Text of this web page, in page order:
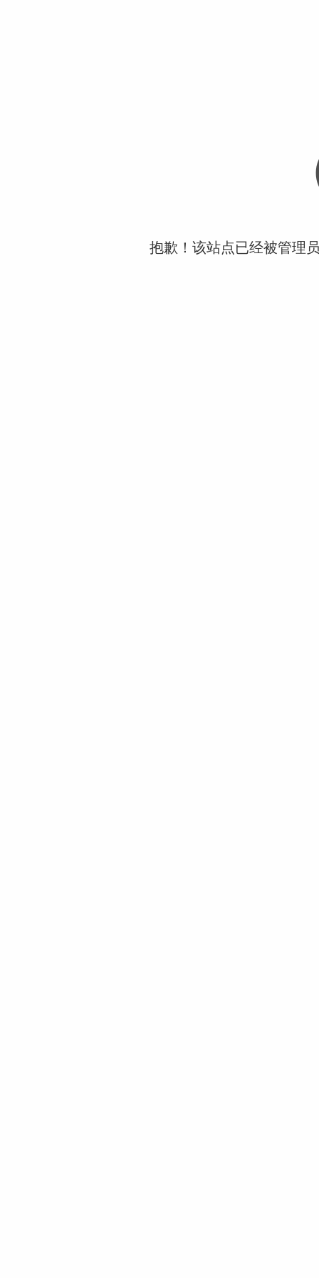
抱歉！该站点已经被管理